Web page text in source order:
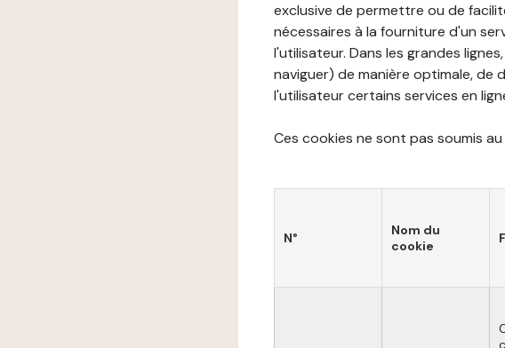
exclusive de permettre ou de
nécessaires à la fourniture d'un
l'utilisateur. Dans les grandes
naviguer) de manière optimale,
l'utilisateur certains services en
Ces cookies ne sont pas soumis
N°
Nom du
cookie